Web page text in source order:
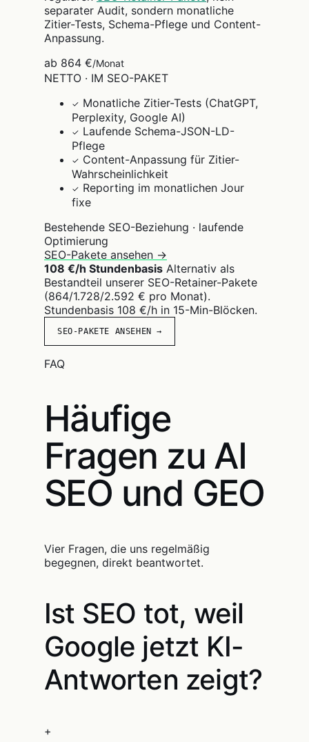
separater Audit, sondern monatliche
Zitier-Tests, Schema-Pflege und Content-
Anpassung.
ab 864 €/Monat
NETTO · IM SEO-PAKET
✓ Monatliche Zitier-Tests (ChatGPT,
Perplexity, Google AI)
✓ Laufende Schema-JSON-LD-
Pflege
✓ Content-Anpassung für Zitier-
Wahrscheinlichkeit
✓ Reporting im monatlichen Jour
fixe
Bestehende SEO-Beziehung · laufende
Optimierung
SEO-Pakete ansehen →
108 €/h Stundenbasis Alternativ als
Bestandteil unserer SEO-Retainer-Pakete
(864/1.728/2.592 € pro Monat).
Stundenbasis 108 €/h in 15-Min-Blöcken.
SEO-PAKETE ANSEHEN →
FAQ
Häufige
Fragen zu AI
SEO und GEO
Vier Fragen, die uns regelmäßig
begegnen, direkt beantwortet.
Ist SEO tot, weil
Google jetzt KI-
Antworten zeigt?
+